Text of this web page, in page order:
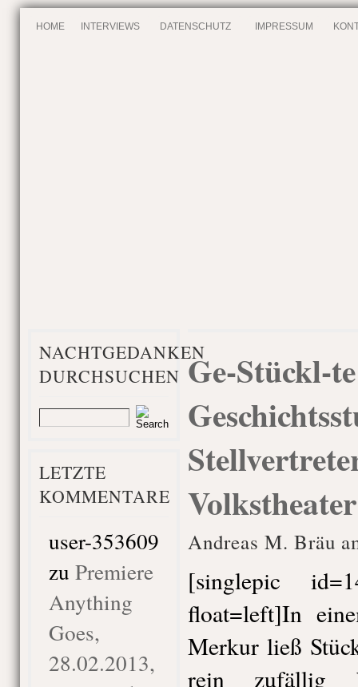
HOME INTERVIEWS DATENSCHUTZ IMPRESSUM
NACHTGEDANKEN
DURCHSUCHEN
LETZTE
KOMMENTARE
user-353609
zu Premiere
Anything
Goes,
28.02.2013,
Ge-Stückl-te
Volkstheater
Andreas M. Bräu
[singlepic
float=left]In
Merkur ließ
rein zufällig